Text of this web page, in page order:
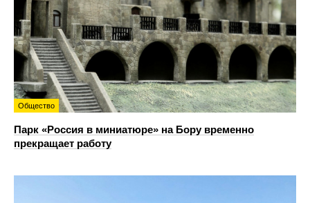
Общество
Парк «Россия в миниатюре» на Бору временно
прекращает работу